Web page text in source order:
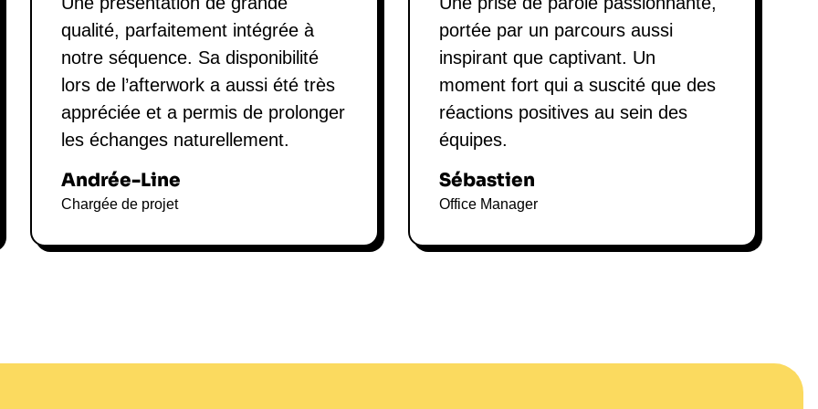
qualité, parfaitement intégrée à
notre séquence. Sa disponibilité
lors de l’afterwork a aussi été très
appréciée et a permis de prolonger
les échanges naturellement.
Andrée-Line
Chargée de projet
portée par un parcours aussi
inspirant que captivant. Un
moment fort qui a suscité que des
réactions positives au sein des
équipes.
Sébastien
Office Manager